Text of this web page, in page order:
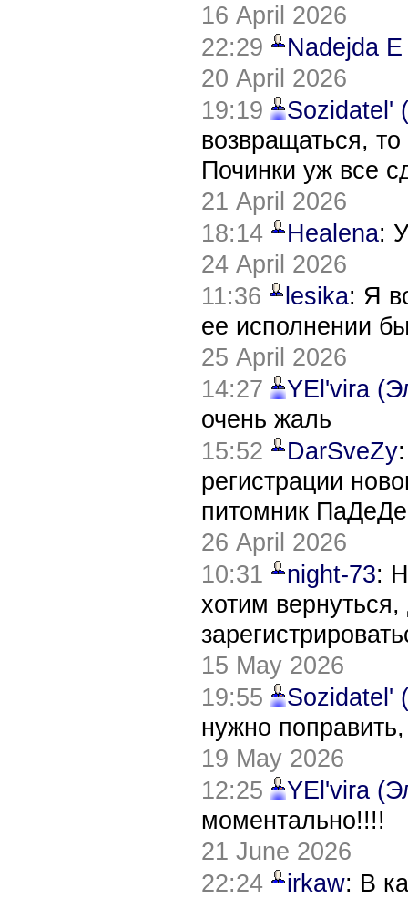
16 April 2026
22:29
Nadejda
20 April 2026
19:19
Sozidatel'
возвращаться,
Починки уж все
21 April 2026
18:14
Healena:
24 April 2026
11:36
lesika: Я
ее исполнении
25 April 2026
14:27
YEl'vira
очень жаль
15:52
DarSveZy
регистрации
питомник
26 April 2026
10:31
night-73:
хотим
15 May 2026
19:55
Sozidatel'
нужно
19 May 2026
12:25
YEl'vira
моментально!!!!
21 June 2026
22:24
irkaw: В